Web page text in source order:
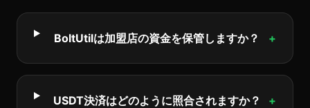
BoltUtilは加盟店の資金を保管しますか？ +
USDT決済はどのように照合されますか？ +